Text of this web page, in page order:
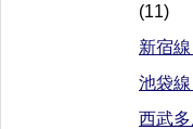
(11)
新宿
池袋
西武